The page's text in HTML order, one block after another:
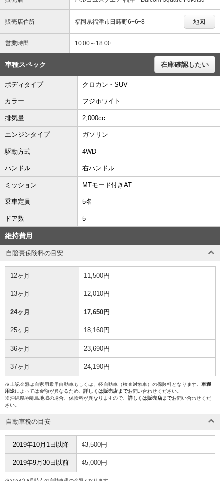
販売店住所 福岡県福津市日蒔野6−6−8 地図
営業時間 10:00～18:00
車種スペック 在庫確認したい
ボディタイプ クロカン・SUV
カラー フジホワイト
排気量 2,000cc
エンジンタイプ ガソリン
駆動方式 4WD
ハンドル 右ハンドル
ミッション MTモード付きAT
乗車定員 5名
ドア数 5
維持費用
自賠責保険料の目安
12ヶ月 11,500円
13ヶ月 12,010円
24ヶ月 17,650円
25ヶ月 18,160円
36ヶ月 23,690円
37ヶ月 24,190円
※上記金額は自家用乗用自動車もしくは、軽自動車（検査対象車）の保険料となります。 車種
用途によっては金額が異なるため、 詳しくは販売店までお問い合わせください。
※沖縄県や離島地域の場合、保険料が異なりますので、 詳しくは販売店までお問い合わせくだ
さい。
自動車税の目安
2019年10月1日以降 43,500円
2019年9月30日以前 45,000円